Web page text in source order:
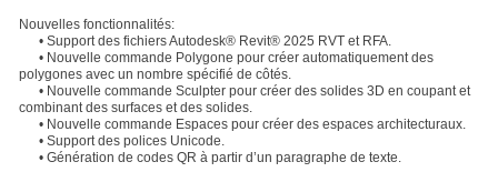
Nouvelles fonctionnalités:
• Support des fichiers Autodesk® Revit® 2025 RVT et RFA.
• Nouvelle commande Polygone pour créer automatiquement des
polygones avec un nombre spécifié de côtés.
• Nouvelle commande Sculpter pour créer des solides 3D en coupant et
combinant des surfaces et des solides.
• Nouvelle commande Espaces pour créer des espaces architecturaux.
• Support des polices Unicode.
• Génération de codes QR à partir d’un paragraphe de texte.